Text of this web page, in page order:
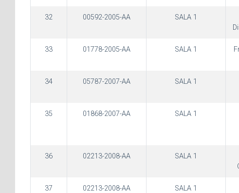
32 00592-2005-AA SALA 1
33 01778-2005-AA SALA 1
34 05787-2007-AA SALA 1
35 01868-2007-AA SALA 1
36 02213-2008-AA SALA 1
37 02213-2008-AA SALA 1